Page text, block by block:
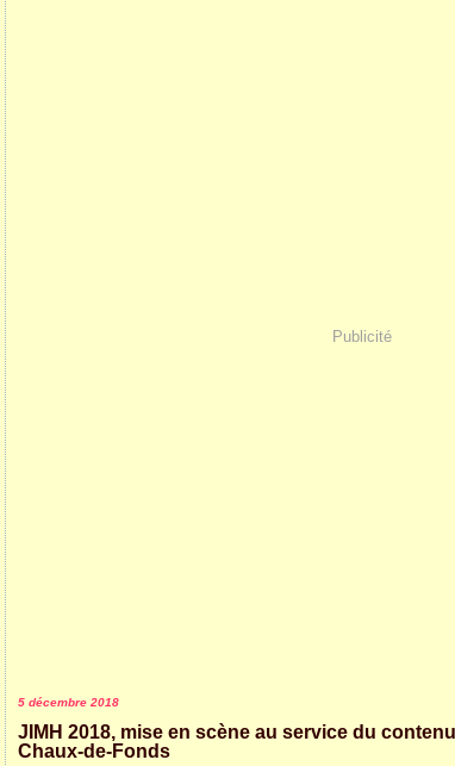
Publicité
5 décembre 2018
JIMH 2018, mise en scène au service du
Chaux-de-Fonds